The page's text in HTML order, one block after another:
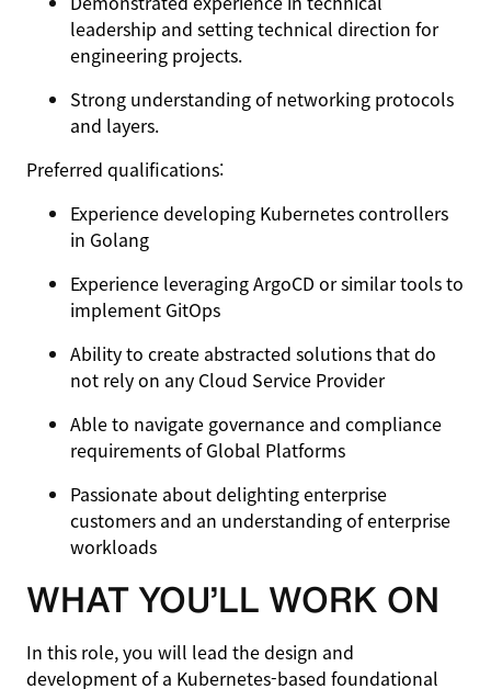
leadership and setting technical direction for
engineering projects.
Strong understanding of networking protocols
and layers.
Preferred qualifications:
Experience developing Kubernetes controllers
in Golang
Experience leveraging ArgoCD or similar tools to
implement GitOps
Ability to create abstracted solutions that do
not rely on any Cloud Service Provider
Able to navigate governance and compliance
requirements of Global Platforms
Passionate about delighting enterprise
customers and an understanding of enterprise
workloads
WHAT YOU’LL WORK ON
In this role, you will lead the design and
development of a Kubernetes-based foundational